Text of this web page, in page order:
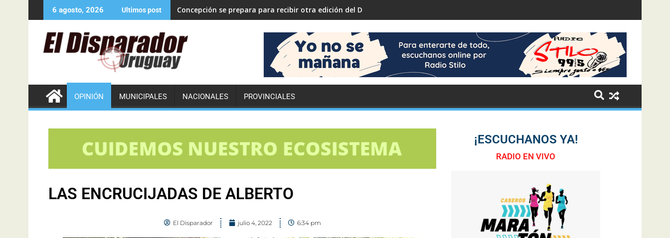
6 agosto, 2026 Ultimos post Concepción se prepara para recibir otra edición del Desafío ECO YPF
OPINIÓN MUNICIPALES NACIONALES PROVINCIALES
LAS ENCRUCIJADAS DE ALBERTO
El Disparador julio 4, 2022 6:34 pm
¡ESCUCHANOS YA!
RADIO EN VIVO